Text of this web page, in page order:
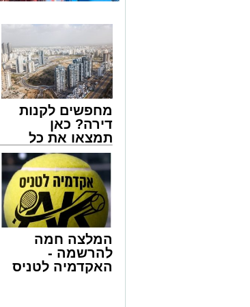
צילום: מני בן ארוש
מאחורי חומות הבטון
ענפה.
את התנהלות החברה
חירום מתמשכת להתייצבות
כבדים.
מחפשים לקנות
דירה? כאן
תמצאו את כל
הדירות החדשות
למכירה באשדוד
>>>
המלצה חמה
להרשמה -
האקדמיה לטניס